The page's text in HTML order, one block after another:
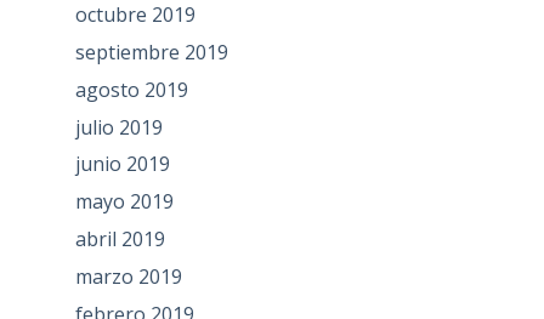
octubre 2019
septiembre 2019
agosto 2019
julio 2019
junio 2019
mayo 2019
abril 2019
marzo 2019
febrero 2019